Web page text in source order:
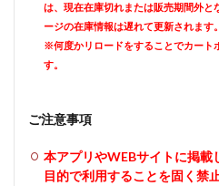
は、現在在庫切れまたは販売期間外と
ージの在庫情報は遅れて更新されます
※何度かリロードをすることでカート
す。
ご注意事項
本アプリやWEBサイトに掲載
目的で利用することを固く禁